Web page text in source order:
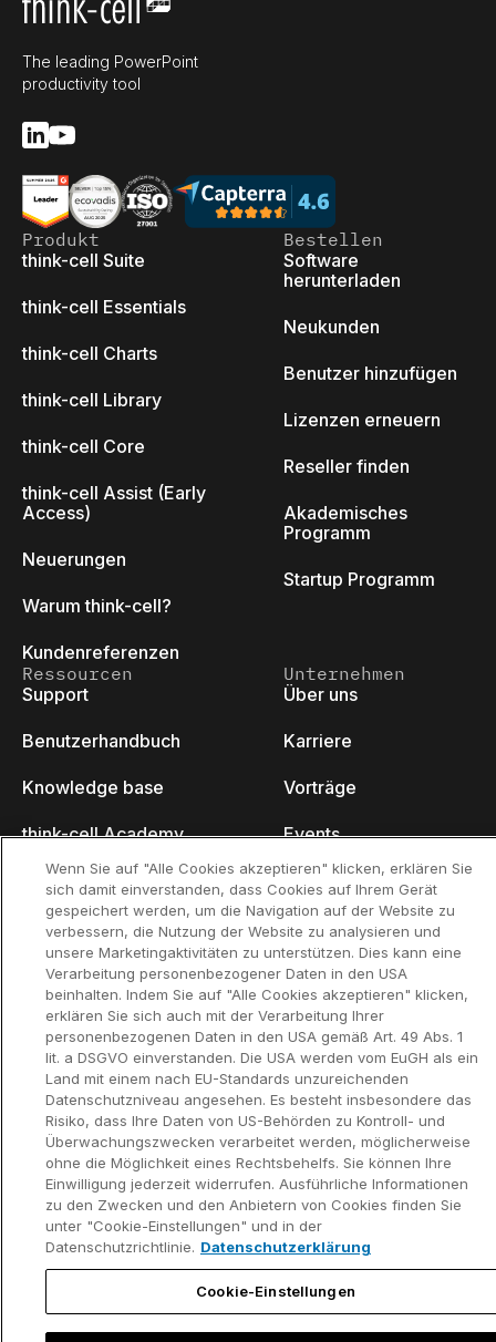
The leading PowerPoint
productivity tool
Produkt
think-cell Suite
think-cell Essentials
think-cell Charts
think-cell Library
think-cell Core
think-cell Assist (Early
Access)
Neuerungen
Warum think-cell?
Kundenreferenzen
Bestellen
Software
herunterladen
Neukunden
Benutzer hinzufügen
Lizenzen erneuern
Reseller finden
Akademisches
Programm
Startup Programm
Ressourcen
Support
Benutzerhandbuch
Knowledge base
think-cell Academy
Video-Tutorials
Content Hub
Webinare
Unternehmen
Über uns
Karriere
Vorträge
Events
Developer Blog
Kontakt
©2002-2026 think-cell Software GmbH
Datenschutzerklär
ung
Kontaktinformationen und rechtlicher
Hinweis
Wenn Sie auf "Alle Cookies akzeptieren" klicken, erklären Sie
sich damit einverstanden, dass Cookies auf Ihrem Gerät
gespeichert werden, um die Navigation auf der Website zu
verbessern, die Nutzung der Website zu analysieren und
unsere Marketingaktivitäten zu unterstützen. Dies kann eine
Verarbeitung personenbezogener Daten in den USA
beinhalten. Indem Sie auf "Alle Cookies akzeptieren" klicken,
erklären Sie sich auch mit der Verarbeitung Ihrer
personenbezogenen Daten in den USA gemäß Art. 49 Abs. 1
lit. a DSGVO einverstanden. Die USA werden vom EuGH als ein
Land mit einem nach EU-Standards unzureichenden
Datenschutzniveau angesehen. Es besteht insbesondere das
Risiko, dass Ihre Daten von US-Behörden zu Kontroll- und
Überwachungszwecken verarbeitet werden, möglicherweise
ohne die Möglichkeit eines Rechtsbehelfs. Sie können Ihre
Einwilligung jederzeit widerrufen. Ausführliche Informationen
zu den Zwecken und den Anbietern von Cookies finden Sie
unter "Cookie-Einstellungen" und in der
Datenschutzrichtlinie. Datenschutzerklärung
Cookie-Einstellungen